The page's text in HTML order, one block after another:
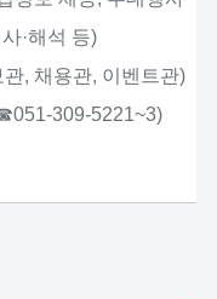
·해석 등)
, 채용관, 이벤트관)
309-5221~3)